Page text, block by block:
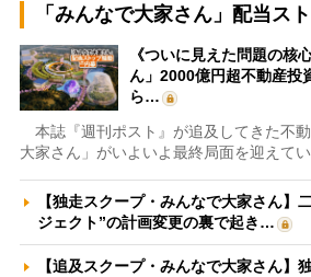
「みんなで大家さん」配当ス
《ついに見えた問題の核
ん」2000億円超不動産投
ら…
本誌『週刊ポスト』が追及してきた不
大家さん」がいよいよ最終局面を迎えて
【独走スクープ・みんなで大家さん】
ジェクト”の計画変更の裏で起き…
【追及スクープ・みんなで大家さん】